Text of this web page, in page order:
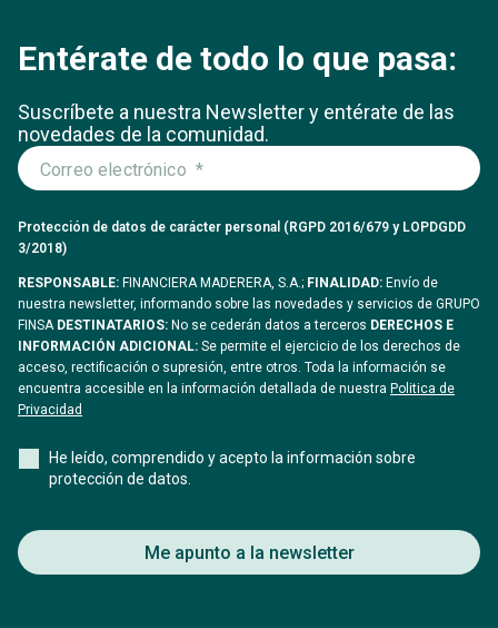
Entérate de todo lo que pasa:
Suscríbete a nuestra Newsletter y entérate de las
novedades de la comunidad.
Protección de datos de carácter personal (RGPD 2016/679 y LOPDGDD
3/2018)
RESPONSABLE: FINANCIERA MADERERA, S.A.; FINALIDAD: Envío de
nuestra newsletter, informando sobre las novedades y servicios de GRUPO
FINSADESTINATARIOS: No se cederán datos a terceros DERECHOS E
INFORMACIÓN ADICIONAL: Se permite el ejercicio de los derechos de
acceso, rectificación o supresión, entre otros. Toda la información se
encuentra accesible en la información detallada de nuestra Politica de
Privacidad
He leído, comprendido y acepto la información sobre
protección de datos.
Me apunto a la newsletter